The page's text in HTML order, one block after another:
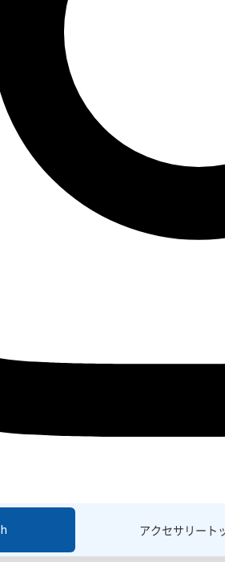
アクセサリー ト